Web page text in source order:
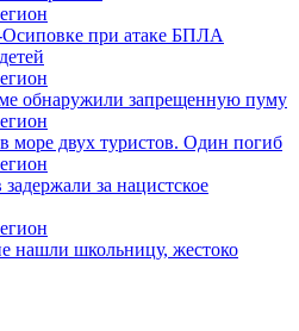
при атаке БПЛА
обнаружили запрещенную пуму
море двух туристов. Один погиб
за нацистское
нашли школьницу, жестоко